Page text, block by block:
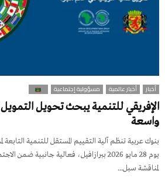
أخبار أخبار عالمية مسؤولية إجتماعية
الإفريقي للتنمية يبحث تحويل التمويل
واسعة
بنوك عربية تنظم آلية التقييم المستقل للتنمية التابعة
يوم 28 مايو 2026 ببرازافيل، فعالية جانبية
لمناقشة سبل...